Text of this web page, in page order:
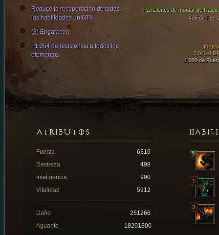
Pantalones de montar de
435 de
In-
3,040.9
1,000 de
Reduce la recuperación de todas
las habilidades un 68%.
(3) Engarce(s)
+1,054 de resistencia a todos los
elementos
ATRIBUTOS
Fuerza
6316
Destreza
498
Inteligencia
990
Vitalidad
5912
Daño
261266
Aguante
18201800